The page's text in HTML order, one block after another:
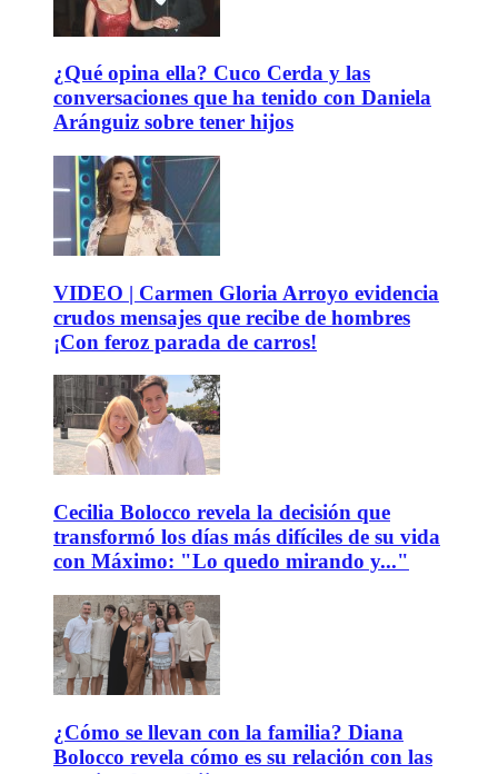
¿Qué opina ella? Cuco Cerda y las
conversaciones que ha tenido con Daniela
Aránguiz sobre tener hijos
VIDEO | Carmen Gloria Arroyo evidencia
crudos mensajes que recibe de hombres
¡Con feroz parada de carros!
Cecilia Bolocco revela la decisión que
transformó los días más difíciles de su vida
con Máximo: "Lo quedo mirando y..."
¿Cómo se llevan con la familia? Diana
Bolocco revela cómo es su relación con las